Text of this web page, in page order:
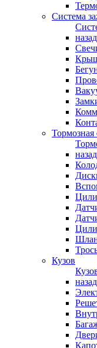
Система
назад
Тормозная
назад
Кузов
назад